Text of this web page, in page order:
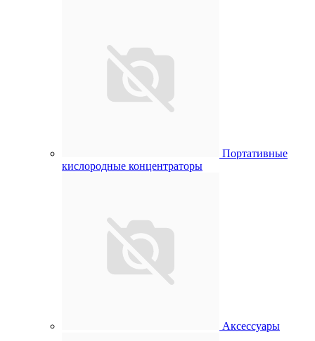
Портативные
кислородные концентраторы
Аксессуары